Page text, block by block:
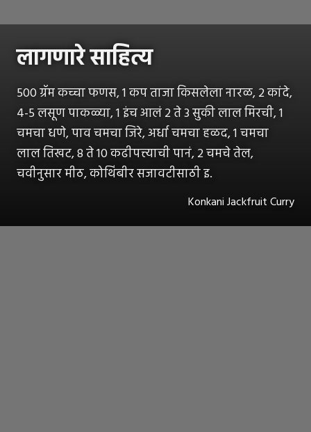
लागणारे साहित्य
500 ग्रॅम कच्चा फणस, 1 कप ताजा किसलेला नारळ, 2 कांदे,
4-5 लसूण पाकळ्या, 1 इंच आलं 2 ते 3 सुकी लाल मिरची, 1
चमचा धणे, पाव चमचा जिरे, अर्धा चमचा हळद, 1 चमचा
लाल तिखट, 8 ते 10 कढीपत्त्याची पानं, 2 चमचे तेल,
चवीनुसार मीठ, कोथिंबीर सजावटीसाठी इ.
Konkani Jackfruit Curry